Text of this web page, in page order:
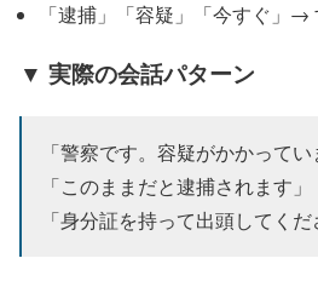
「逮捕」「容疑」「今すぐ」→
▼ 実際の会話パターン
「警察です。容疑がかかってい
「このままだと逮捕されます」
「身分証を持って出頭してくだ